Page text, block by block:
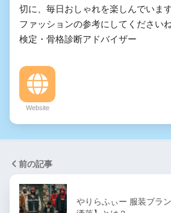
切に、毎日おしゃれを楽しんでいま
ファッションの参考にしてください
検定・骨格診断アドバイザー
Website
前の記事
やりらふぃー 服装ブラ